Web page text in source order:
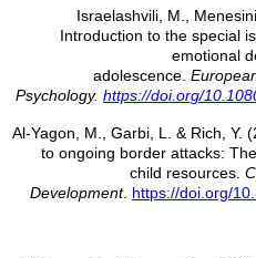
Israelashvili, M.,
Introduction to the special
emotional
adolescence.
Psychology. https://doi.org/
Al-Yagon, M., Garbi, L. & Rich, Y.
to ongoing border attacks:
child resources.
Development. https://doi.org/